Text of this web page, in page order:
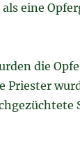
eine
die
Priester